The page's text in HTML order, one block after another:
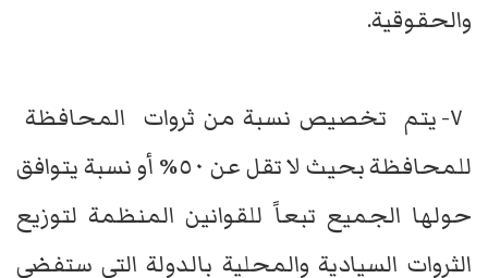
والحقوقية.
٧- يتم تخصيص نسبة من ثروات المحافظة
للمحافظة بحيث لا تقل عن ٥٠% أو نسبة يتوافق
حولها الجميع تبعاً للقوانين المنظمة لتوزيع
الثروات السيادية والمحلية بالدولة التي ستفضي